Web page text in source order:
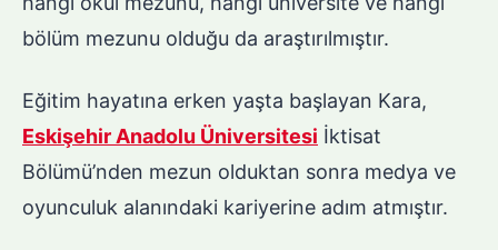
bölüm mezunu olduğu da araştırılmıştır.
Eğitim hayatına erken yaşta başlayan Kara,
Eskişehir Anadolu Üniversitesi İktisat
Bölümü’nden mezun olduktan sonra medya ve
oyunculuk alanındaki kariyerine adım atmıştır.